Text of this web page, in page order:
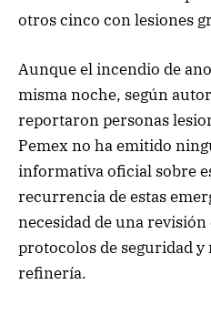
otros cinco con lesiones
Aunque el incendio de
misma noche, según
reportaron personas
Pemex no ha emitido
informativa oficial sobre
recurrencia de estas
necesidad de una
protocolos de seguridad
refinería.